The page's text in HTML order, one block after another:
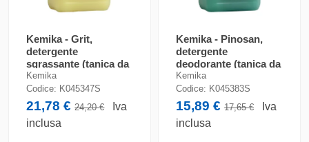
Kemika - Grit,
detergente
sgrassante (tanica da
5 kg)
Kemika
Codice: K045347S
21,78 €24,20 €
Iva
inclusa
Kemika - Pinosan,
detergente
deodorante (tanica da
5 kg)
Kemika
Codice: K045383S
15,89 €17,65 €
Iva
inclusa